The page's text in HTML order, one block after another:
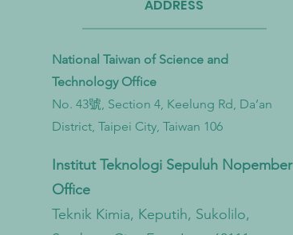
Taiwan Perkuat Kemitraan Lintas
Kementerian untuk Mengatasi
Pencemaran Mikroplastik dari
Darat hingga Laut
ADDRESS
National Taiwan of Science and
Technology Office
No. 43號, Section 4, Keelung Rd, Da’an
District, Taipei City, Taiwan 106
Institut Teknologi Sepuluh Nopember
Office
Teknik Kimia, Keputih, Sukolilo,